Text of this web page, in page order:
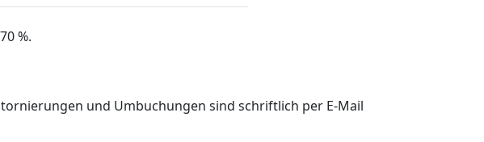
%.
und Umbuchungen sind schriftlich per E-Mail